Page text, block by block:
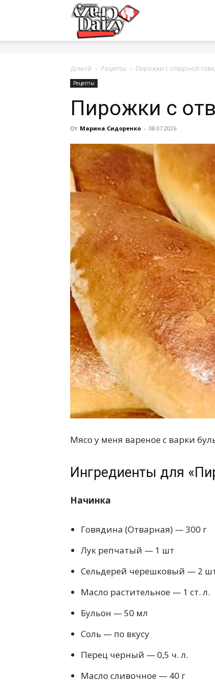
сумашедшие
новости
обо
всем
Домой Рецепты Пирожки с отварной
Рецепты
Пирожки с
От Марина Сидоренко - 08.07.2026
Мясо у меня вареное с варки
Ингредиенты для
Начинка
Говядина (Отварная) — 300 г
Лук репчатый — 1 шт
Сельдерей черешковый — 2
Масло растительное — 1 ст. л.
Бульон — 50 мл
Соль — по вкусу
Перец черный — 0,5 ч. л.
Масло сливочное — 40 г